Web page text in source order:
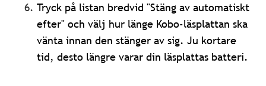
Tryck på listan bredvid "Stäng av automatiskt
efter" och välj hur länge Kobo-läsplattan ska
vänta innan den stänger av sig. Ju kortare
tid, desto längre varar din läsplattas batteri.